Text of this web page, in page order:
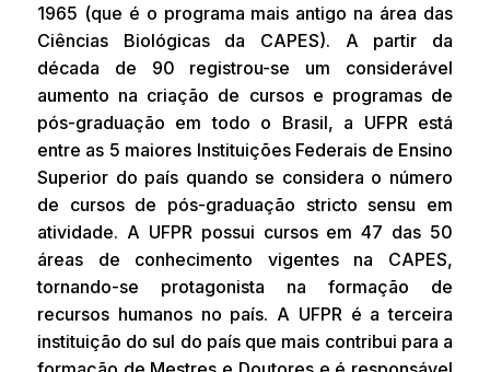
1965 (que é o programa mais antigo na área das
Ciências Biológicas da CAPES). A partir da
década de 90 registrou-se um considerável
aumento na criação de cursos e programas de
pós-graduação em todo o Brasil, a UFPR está
entre as 5 maiores Instituições Federais de Ensino
Superior do país quando se considera o número
de cursos de pós-graduação stricto sensu em
atividade. A UFPR possui cursos em 47 das 50
áreas de conhecimento vigentes na CAPES,
tornando-se protagonista na formação de
recursos humanos no país. A UFPR é a terceira
instituição do sul do país que mais contribui para a